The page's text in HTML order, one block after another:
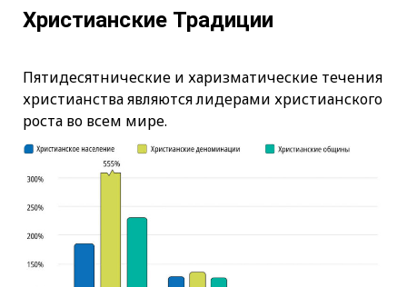
Христианские Традиции
Пятидесятнические и харизматические течения
христианства являются лидерами христианского
роста во всем мире.